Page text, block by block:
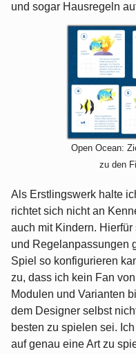
und sogar Hausregeln
Open Ocean:
zu den
Als Erstlingswerk halte
richtet sich nicht an
auch mit Kindern.
und Regelanpassungen
Spiel so konfigurieren
zu, dass ich kein Fan
Modulen und Varianten
dem Designer selbst
besten zu spielen sei.
auf genau eine Art zu